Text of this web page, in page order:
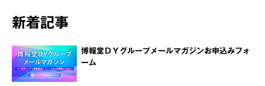
新着記事
博報堂ＤＹグループメールマガジンお申込みフォ
ーム